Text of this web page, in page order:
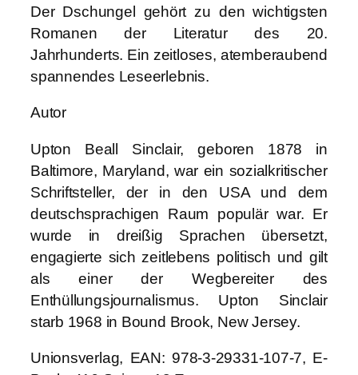
Der Dschungel gehört zu den wichtigsten
Romanen der Literatur des 20.
Jahrhunderts. Ein zeitloses, atemberaubend
spannendes Leseerlebnis.
Autor
Upton Beall Sinclair, geboren 1878 in
Baltimore, Maryland, war ein sozialkritischer
Schriftsteller, der in den USA und dem
deutschsprachigen Raum populär war. Er
wurde in dreißig Sprachen übersetzt,
engagierte sich zeitlebens politisch und gilt
als einer der Wegbereiter des
Enthüllungsjournalismus. Upton Sinclair
starb 1968 in Bound Brook, New Jersey.
Unionsverlag, EAN: 978-3-29331-107-7, E-